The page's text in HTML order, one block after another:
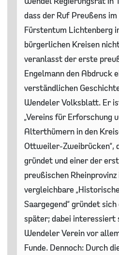
dass der Ruf Preußens
Fürstentum Lichtenberg
bürgerlichen Kreisen
veranlasst der erste
Engelmann den Abdruck
verständlichen
Wendeler Volksblatt. Er
„Vereins für Erforschung
Alterthümern in den
Ottweiler-Zweibrücken“,
gründet und einer der
preußischen
vergleichbare
Saargegend“ gründet
später; dabei interessiert
Wendeler Verein vor
Funde. Dennoch: Durch